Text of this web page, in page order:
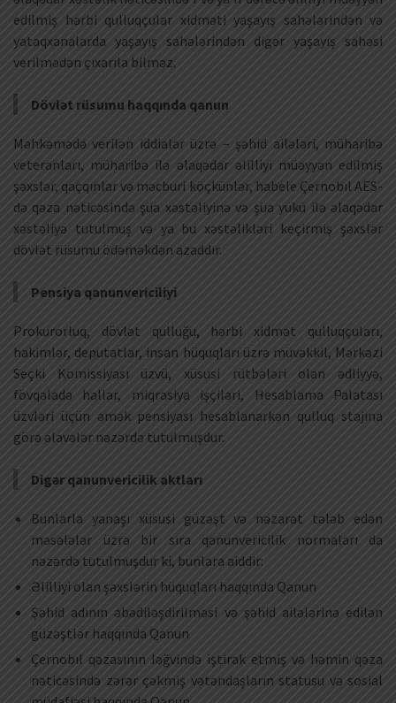
edilmiş hərbi qulluqçular xidməti yaşayış sahələrindən və
yataqxanalarda yaşayış sahələrindən digər yaşayış sahəsi
verilmədən çıxarıla bilməz.
Dövlət rüsumu haqqında qanun
Məhkəmədə verilən iddialar üzrə – şəhid ailələri, müharibə
veteranları, müharibə ilə əlaqədar əlilliyi müəyyən edilmiş
şəxslər, qaçqınlar və məcburi köçkünlər, habele Çernobıl AES-
də qəza nəticəsində şüa xəstəliyinə və şüa yükü ilə əlaqədar
xəstəliyə tutulmuş və ya bu xəstəlikləri keçirmiş şəxslər
dövlət rüsumu ödəməkdən azaddır.
Pensiya qanunvericiliyi
Prokurorluq, dövlət qulluğu, hərbi xidmət qulluqçuları,
hakimlər, deputatlar, insan hüquqları üzrə müvəkkil, Mərkəzi
Seçki Komissiyası üzvü, xüsusi rütbələri olan ədliyyə,
fövqəladə hallar, miqrasiya işçiləri, Hesablama Palatası
üzvləri üçün əmək pensiyası hesablanarkən qulluq stajına
görə əlavələr nəzərdə tutulmuşdur.
Digər qanunvericilik aktları
Bunlarla yanaşı xüsusi güzəşt və nəzarət tələb edən
məsələlər üzrə bir sıra qanunvericilik normaları da
nəzərdə tutulmuşdur ki, bunlara aiddir:
Əlilliyi olan şəxslərin hüquqları haqqında Qanun
Şəhid adının əbədiləşdirilməsi və şəhid ailələrinə edilən
güzəştlər haqqında Qanun
Çernobıl qəzasının ləğvində iştirak etmiş və həmin qəza
nəticəsində zərər çəkmiş vətəndaşların statusu və sosial